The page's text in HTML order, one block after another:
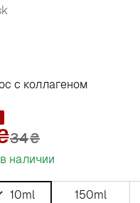
с коллагеном
34₴
наличии
10ml 150ml